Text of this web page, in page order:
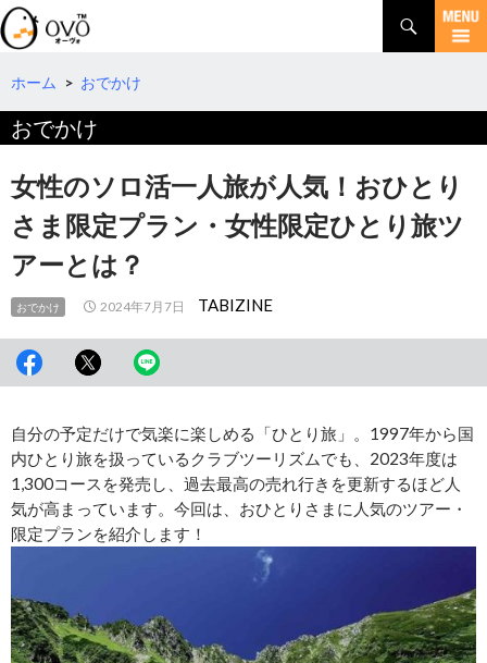
検
索
コ
テ
ツ
へ
動
ホーム > おでかけ
おでかけ
女性のソロ活一人旅が人気！おひとり
さま限定プラン・女性限定ひとり旅ツ
アーとは？
おでかけ 2024年7月7日 TABIZINE
自分の予定だけで気楽に楽しめる「ひとり旅」。1997年から国
内ひとり旅を扱っているクラブツーリズムでも、2023年度は
1,300コースを発売し、過去最高の売れ行きを更新するほど人
気が高まっています。今回は、おひとりさまに人気のツアー・
限定プランを紹介します！